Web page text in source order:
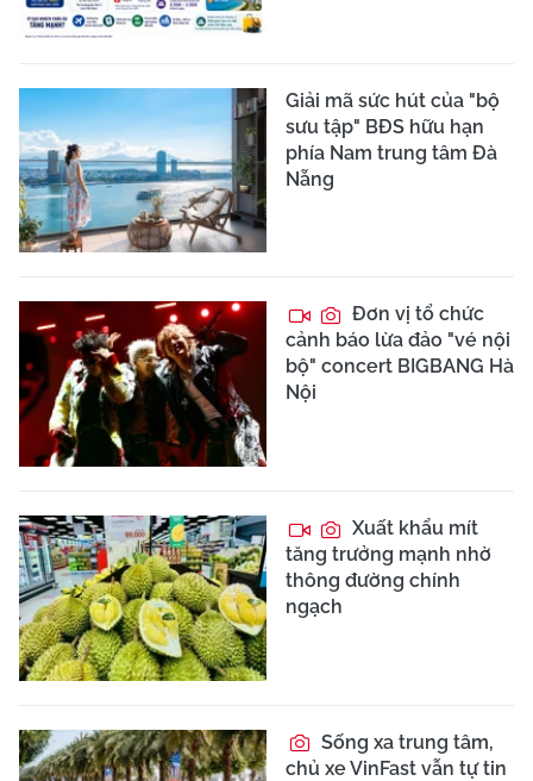
Giải mã sức hút của "bộ
sưu tập" BĐS hữu hạn
phía Nam trung tâm Đà
Nẵng
Đơn vị tổ chức
cảnh báo lừa đảo "vé nội
bộ" concert BIGBANG Hà
Nội
Xuất khẩu mít
tăng trưởng mạnh nhờ
thông đường chính
ngạch
Sống xa trung tâm,
chủ xe VinFast vẫn tự tin